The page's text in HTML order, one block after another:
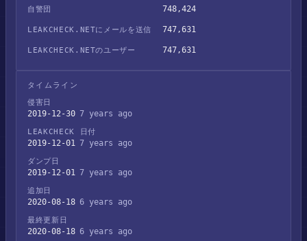
自警団 748,424
LEAKCHECK.NETにメールを送信 747,631
LEAKCHECK.NETのユーザー 747,631
タイムライン
侵害日
2019-12-30 7 years ago
LEAKCHECK 日付
2019-12-01 7 years ago
ダンプ日
2019-12-01 7 years ago
追加日
2020-08-18 6 years ago
最終更新日
2020-08-18 6 years ago